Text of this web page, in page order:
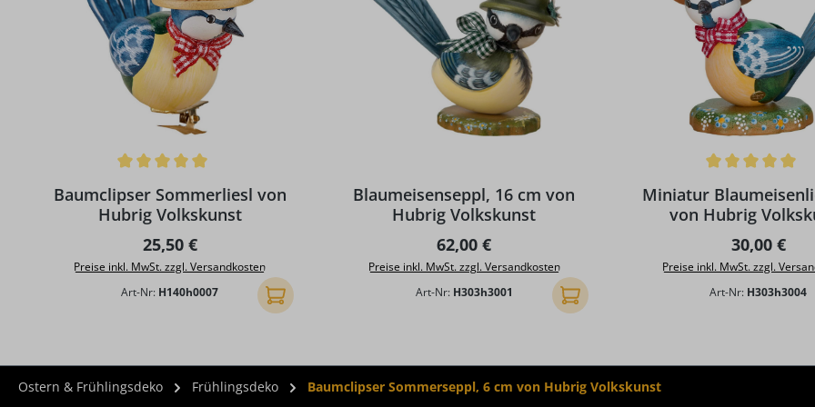
Baumclipser Sommerliesl von
Hubrig Volkskunst
Regulärer Preis:
25,50 €
Preise inkl. MwSt. zzgl. Versandkosten
Art-Nr: H140h0007 In den Warenkorb
Blaumeisenseppl, 16 cm von
Hubrig Volkskunst
Regulärer Preis:
62,00 €
Preise inkl. MwSt. zzgl. Versandkosten
Art-Nr: H303h3001 In den Warenkorb
Miniatur
von Hubrig
Regulärer
30,00 €
Preise inkl. MwSt. zzgl.
Art-Nr: H303h3004
Ostern & Frühlingsdeko Frühlingsdeko Baumclipser Sommerseppl, 6 cm von Hubrig Volkskunst